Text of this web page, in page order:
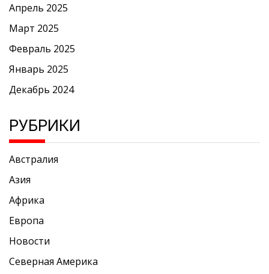
Апрель 2025
Март 2025
Февраль 2025
Январь 2025
Декабрь 2024
РУБРИКИ
Австралия
Азия
Африка
Европа
Новости
Северная Америка